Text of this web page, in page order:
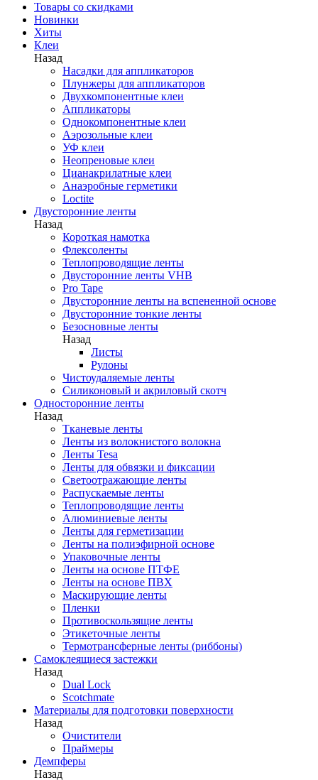
Товары со скидками
Новинки
Хиты
Клеи
Назад
Насадки для аппликаторов
Плунжеры для аппликаторов
Двухкомпонентные клеи
Аппликаторы
Однокомпонентные клеи
Аэрозольные клеи
УФ клеи
Неопреновые клеи
Цианакрилатные клеи
Анаэробные герметики
Loctite
Двусторонние ленты
Назад
Короткая намотка
Флексоленты
Теплопроводящие ленты
Двусторонние ленты VHB
Pro Tape
Двусторонние ленты на вспененной основе
Двусторонние тонкие ленты
Безосновные ленты
Назад
Листы
Рулоны
Чистоудаляемые ленты
Силиконовый и акриловый скотч
Односторонние ленты
Назад
Тканевые ленты
Ленты из волокнистого волокна
Ленты Tesa
Ленты для обвязки и фиксации
Светоотражающие ленты
Распускаемые ленты
Теплопроводящие ленты
Алюминиевые ленты
Ленты для герметизации
Ленты на полиэфирной основе
Упаковочные ленты
Ленты на основе ПТФЕ
Ленты на основе ПВХ
Маскирующие ленты
Пленки
Противоскользящие ленты
Этикеточные ленты
Термотрансферные ленты (риббоны)
Cамоклеящиеся застежки
Назад
Dual Lock
Scotchmate
Материалы для подготовки поверхности
Назад
Очистители
Праймеры
Демпферы
Назад